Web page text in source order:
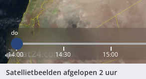
do
14:00 14:30 15:00
Satellietbeelden afgelopen 2 uur